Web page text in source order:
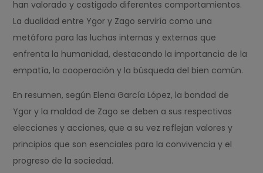
han valorado y castigado diferentes comportamientos.
La dualidad entre Ygor y Zago serviría como una
metáfora para las luchas internas y externas que
enfrenta la humanidad, destacando la importancia de la
empatía, la cooperación y la búsqueda del bien común.
En resumen, según Elena García López, la bondad de
Ygor y la maldad de Zago se deben a sus respectivas
elecciones y acciones, que a su vez reflejan valores y
principios que son esenciales para la convivencia y el
progreso de la sociedad.